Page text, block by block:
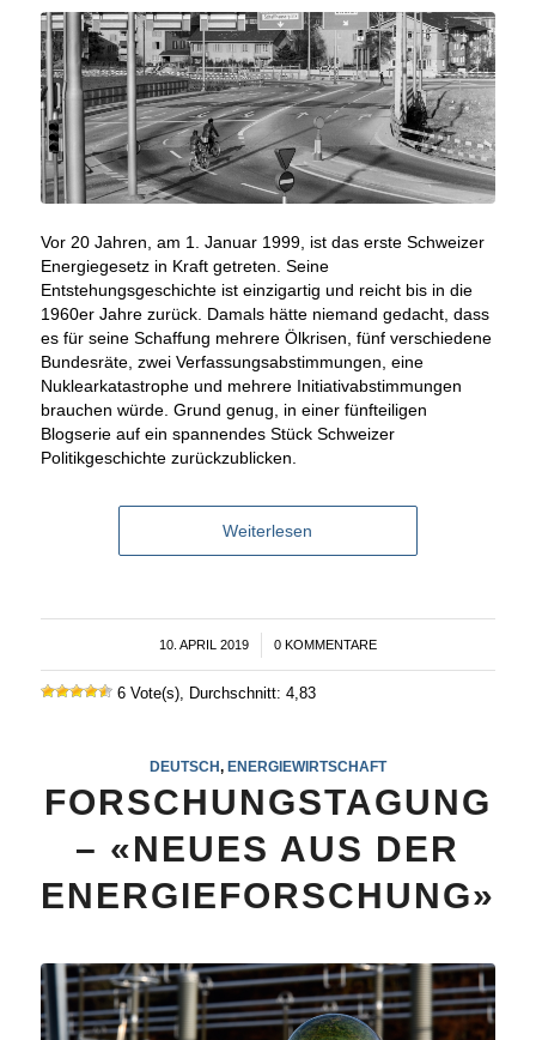
Vor 20 Jahren, am 1. Januar 1999, ist das erste Schweizer
Energiegesetz in Kraft getreten. Seine
Entstehungsgeschichte ist einzigartig und reicht bis in die
1960er Jahre zurück. Damals hätte niemand gedacht, dass
es für seine Schaffung mehrere Ölkrisen, fünf verschiedene
Bundesräte, zwei Verfassungsabstimmungen, eine
Nuklearkatastrophe und mehrere Initiativabstimmungen
brauchen würde. Grund genug, in einer fünfteiligen
Blogserie auf ein spannendes Stück Schweizer
Politikgeschichte zurückzublicken.
Weiterlesen
10. APRIL 2019
/ 0 KOMMENTARE
6 Vote(s), Durchschnitt: 4,83
DEUTSCH, ENERGIEWIRTSCHAFT
FORSCHUNGSTAGUNG
– «NEUES AUS DER
ENERGIEFORSCHUNG»